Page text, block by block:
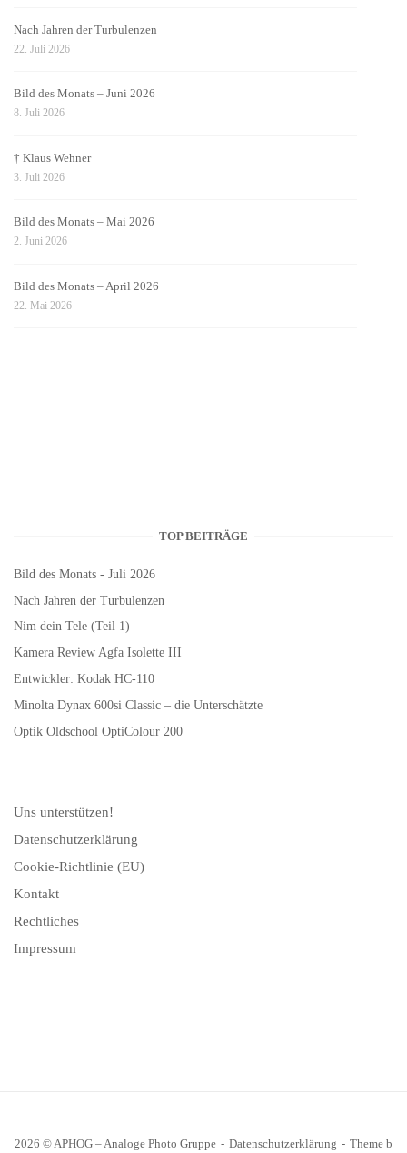
Nach Jahren der Turbulenzen
22. Juli 2026
Bild des Monats – Juni 2026
8. Juli 2026
† Klaus Wehner
3. Juli 2026
Bild des Monats – Mai 2026
2. Juni 2026
Bild des Monats – April 2026
22. Mai 2026
TOP BEITRÄGE
Bild des Monats - Juli 2026
Nach Jahren der Turbulenzen
Nim dein Tele (Teil 1)
Kamera Review Agfa Isolette III
Entwickler: Kodak HC-110
Minolta Dynax 600si Classic – die Unterschätzte
Optik Oldschool OptiColour 200
Uns unterstützen!
Datenschutzerklärung
Cookie-Richtlinie (EU)
Kontakt
Rechtliches
Impressum
2026 © APHOG – Analoge Photo Gruppe Datenschutzerklärung Theme b